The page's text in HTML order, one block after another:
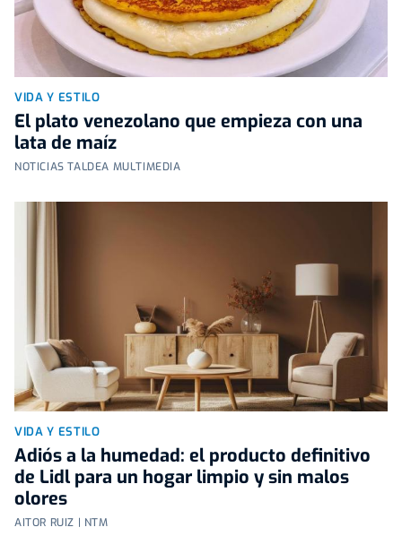
VIDA Y ESTILO
El plato venezolano que empieza con una
lata de maíz
NOTICIAS TALDEA MULTIMEDIA
VIDA Y ESTILO
Adiós a la humedad: el producto definitivo
de Lidl para un hogar limpio y sin malos
olores
AITOR RUIZ | NTM